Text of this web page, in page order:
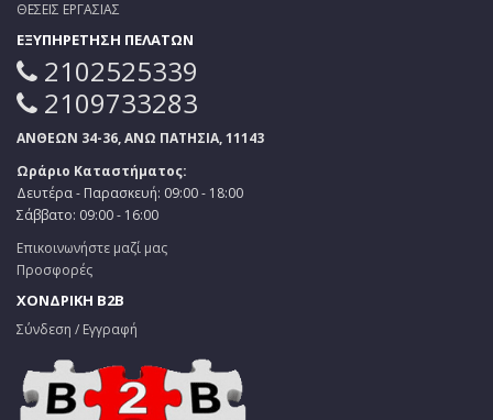
ΘΕΣΕΙΣ ΕΡΓΑΣΙΑΣ
ΕΞΥΠΗΡΕΤΗΣΗ ΠΕΛΑΤΩΝ
2102525339
2109733283
ΑΝΘΕΩΝ 34-36, ΑΝΩ ΠΑΤΗΣΙΑ, 11143
Ωράριο Καταστήματος:
Δευτέρα - Παρασκευή: 09:00 - 18:00
Σάββατο: 09:00 - 16:00
Επικοινωνήστε μαζί μας
Προσφορές
ΧΟΝΔΡΙΚΗ B2B
Σύνδεση / Εγγραφή